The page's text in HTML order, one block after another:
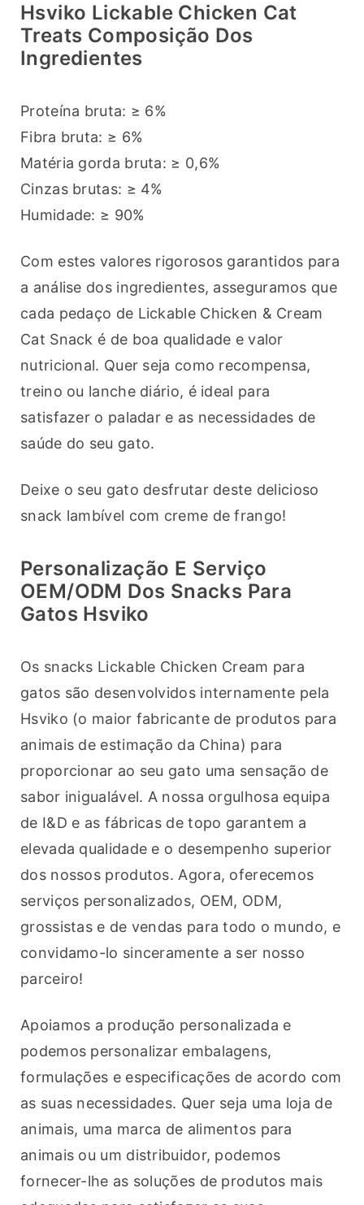
Hsviko Lickable Chicken Cat
Treats Composição Dos
Ingredientes
Proteína bruta: ≥ 6%
Fibra bruta: ≥ 6%
Matéria gorda bruta: ≥ 0,6%
Cinzas brutas: ≥ 4%
Humidade: ≥ 90%
Com estes valores rigorosos garantidos para
a análise dos ingredientes, asseguramos que
cada pedaço de Lickable Chicken & Cream
Cat Snack é de boa qualidade e valor
nutricional. Quer seja como recompensa,
treino ou lanche diário, é ideal para
satisfazer o paladar e as necessidades de
saúde do seu gato.
Deixe o seu gato desfrutar deste delicioso
snack lambível com creme de frango!
Personalização E Serviço
OEM/ODM Dos Snacks Para
Gatos Hsviko
Os snacks Lickable Chicken Cream para
gatos são desenvolvidos internamente pela
Hsviko (o maior fabricante de produtos para
animais de estimação da China) para
proporcionar ao seu gato uma sensação de
sabor inigualável. A nossa orgulhosa equipa
de I&D e as fábricas de topo garantem a
elevada qualidade e o desempenho superior
dos nossos produtos. Agora, oferecemos
serviços personalizados, OEM, ODM,
grossistas e de vendas para todo o mundo, e
convidamo-lo sinceramente a ser nosso
parceiro!
Apoiamos a produção personalizada e
podemos personalizar embalagens,
formulações e especificações de acordo com
as suas necessidades. Quer seja uma loja de
animais, uma marca de alimentos para
animais ou um distribuidor, podemos
fornecer-lhe as soluções de produtos mais